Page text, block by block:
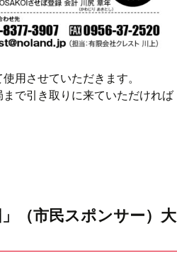
用させていただきます。
で引き取りに来ていただければ
（市民スポンサー）大